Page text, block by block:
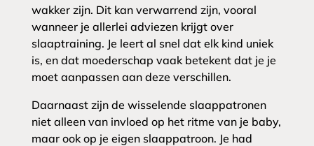
wakker zijn. Dit kan verwarrend zijn, vooral
wanneer je allerlei adviezen krijgt over
slaaptraining. Je leert al snel dat elk kind uniek
is, en dat moederschap vaak betekent dat je je
moet aanpassen aan deze verschillen.
Daarnaast zijn de wisselende slaappatronen
niet alleen van invloed op het ritme van je baby,
maar ook op je eigen slaappatroon. Je had